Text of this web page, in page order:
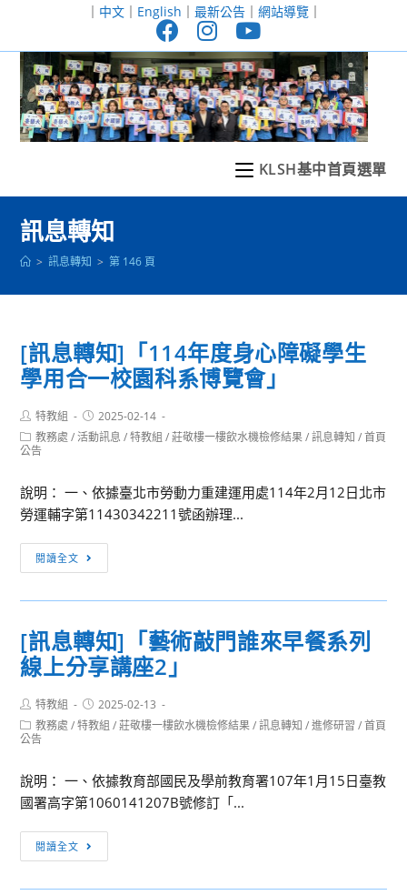
至
｜ 中文｜ English ｜ 最新公告｜ 網站導覽｜
KLSH基中首頁選單
訊息轉知
> 訊息轉知 > 第 146 頁
[訊息轉知]「114年度身心障礙學生
學用合一校園科系博覽會」
Post
author:
特教組
Post
published:
2025-02-14
Post
category:
教務處 / 活動訊息 / 特教組 / 莊敬樓一樓飲水機檢修結果 / 訊息轉知 / 首頁
公告
說明： 一、依據臺北市勞動力重建運用處114年2月12日北市
勞運輔字第11430342211號函辦理...
閱讀全文
息
轉
「114
年
身
心
礙
學
學
用
[訊息轉知]「藝術敲門誰來早餐系列
線上分享講座2」
Post
author:
特教組
Post
published:
2025-02-13
Post
category:
教務處 / 特教組 / 莊敬樓一樓飲水機檢修結果 / 訊息轉知 / 進修研習 / 首頁
公告
說明： 一、依據教育部國民及學前教育署107年1月15日臺教
國署高字第1060141207B號修訂「...
閱讀全文
息
轉